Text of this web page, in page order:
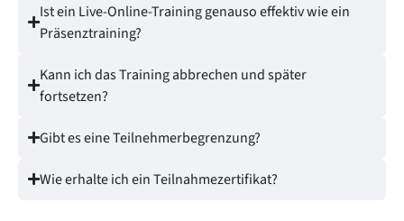
Ist ein Live-Online-Training genauso effektiv wie ein
Präsenztraining?
Kann ich das Training abbrechen und später
fortsetzen?
Gibt es eine Teilnehmerbegrenzung?
Wie erhalte ich ein Teilnahmezertifikat?